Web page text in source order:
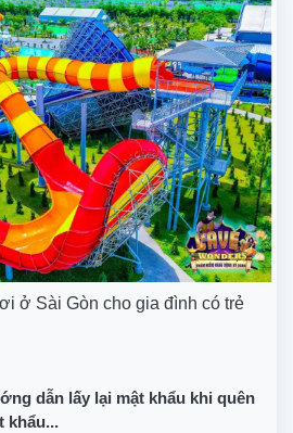
ở Sài Gòn cho gia đình có trẻ
dẫn lấy lại mật khẩu khi quên
khẩu...